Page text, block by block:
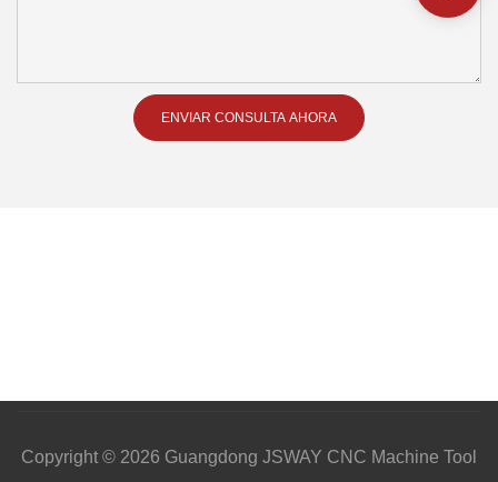
ENVIAR CONSULTA AHORA
Copyright © 2026 Guangdong JSWAY CNC Machine Tool